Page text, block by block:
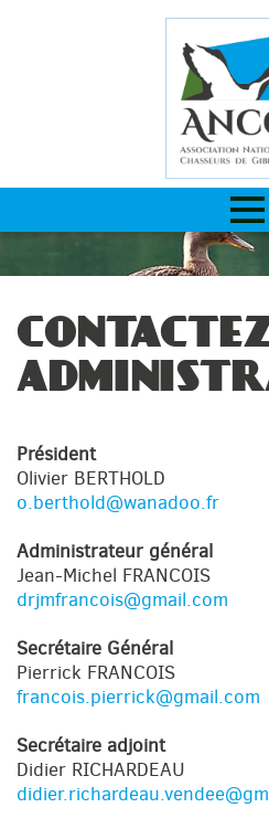
Président
Olivier BERTHOLD
o.berthold@wanadoo.fr
Administrateur général
Jean-Michel FRANCOIS
drjmfrancois@gmail.com
Secrétaire Général
Pierrick FRANCOIS
francois.pierrick@gmail.com
Secrétaire adjoint
Didier RICHARDEAU